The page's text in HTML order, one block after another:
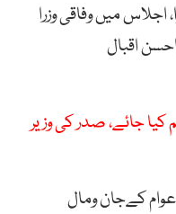
اجلاس میں وفاقی وزرا
اقبال
کیا جائے، صدر کی وزیر
عوام کےجان ومال